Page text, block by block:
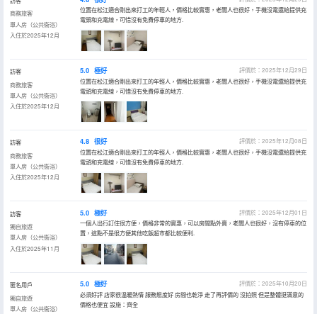
商務旅客
單人房（公共衞浴）
入住於2025年12月
位置在松江適合剛出來打工的年輕人，價格比較實惠，老闆人也很好，手機沒電還給提供充
電頭和充電線，可惜沒有免費停車的地方.
訪客
商務旅客
單人房（公共衞浴）
入住於2025年12月
5.0 極好
評價於：2025年12月29日
位置在松江適合剛出來打工的年輕人，價格比較實惠，老闆人也很好，手機沒電還給提供充
電頭和充電線，可惜沒有免費停車的地方.
訪客
商務旅客
單人房（公共衞浴）
入住於2025年12月
4.8 很好
評價於：2025年12月08日
位置在松江適合剛出來打工的年輕人，價格比較實惠，老闆人也很好，手機沒電還給提供充
電頭和充電線，可惜沒有免費停車的地方.
訪客
獨自旅遊
單人房（公共衞浴）
入住於2025年11月
5.0 極好
評價於：2025年12月01日
一個人出行訂住很方便，價格非常的實惠，可以房間點外賣，老闆人也很好，沒有停車的位
置，這點不是很方便其他吃飯超市都比較便利.
匿名用戶
獨自旅遊
單人房（公共衞浴）
5.0 極好
評價於：2025年10月20日
必須好評 店家很温暖熱情 服務態度好 房間也乾淨 走了再評價的 沒拍照 但是整體挺滿意的
價格也便宜 設施：齊全